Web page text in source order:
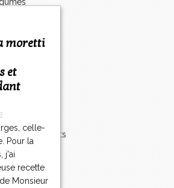
et
celle-
Pour la
j'ai
recette
Monsieur